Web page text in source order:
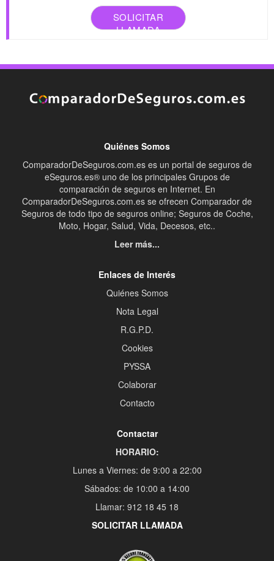
SOLICITAR
LLAMADA
Quiénes Somos
ComparadorDeSeguros.com.es es un portal de seguros de
eSeguros.es® uno de los principales Grupos de
comparación de seguros en Internet. En
ComparadorDeSeguros.com.es se ofrecen Comparador de
Seguros de todo tipo de seguros online; Seguros de Coche,
Moto, Hogar, Salud, Vida, Decesos, etc..
Leer más...
Enlaces de Interés
Quiénes Somos
Nota Legal
R.G.P.D.
Cookies
PYSSA
Colaborar
Contacto
Contactar
HORARIO:
Lunes a Viernes: de 9:00 a 22:00
Sábados: de 10:00 a 14:00
Llamar: 912 18 45 18
SOLICITAR LLAMADA